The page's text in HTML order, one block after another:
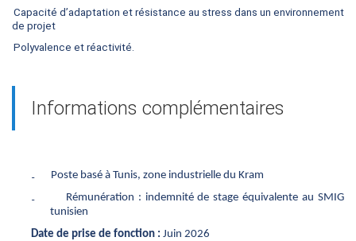
Capacité d’adaptation et résistance au stress dans un environnement
de projet
Polyvalence et réactivité.
Informations complémentaires
₋
Poste basé à Tunis, zone industrielle du Kram
₋
Rémunération : indemnité de stage équivalente au SMIG
tunisien
Date de prise de fonction : Juin 2026